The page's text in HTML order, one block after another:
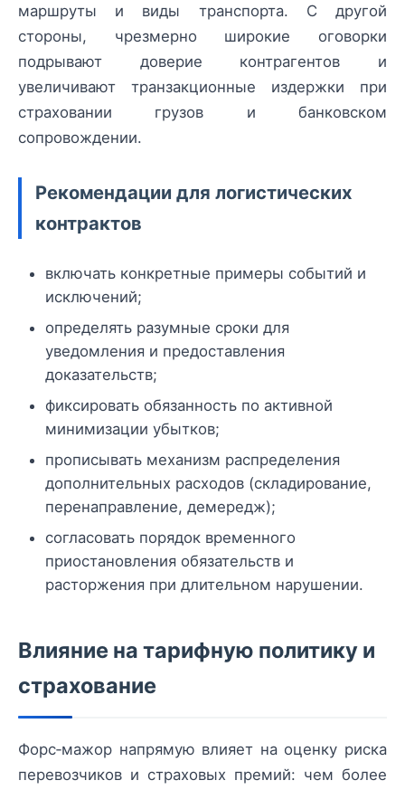
маршруты и виды транспорта. С другой
стороны, чрезмерно широкие оговорки
подрывают доверие контрагентов и
увеличивают транзакционные издержки при
страховании грузов и банковском
сопровождении.
Рекомендации для логистических
контрактов
включать конкретные примеры событий и
исключений;
определять разумные сроки для
уведомления и предоставления
доказательств;
фиксировать обязанность по активной
минимизации убытков;
прописывать механизм распределения
дополнительных расходов (складирование,
перенаправление, демередж);
согласовать порядок временного
приостановления обязательств и
расторжения при длительном нарушении.
Влияние на тарифную политику и
страхование
Форс‑мажор напрямую влияет на оценку риска
перевозчиков и страховых премий: чем более